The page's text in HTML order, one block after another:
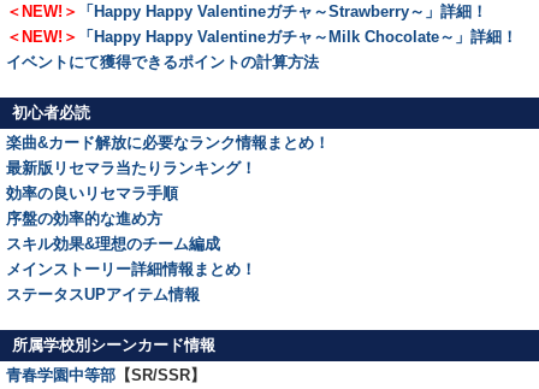
＜NEW!＞
「Happy Happy Valentineガチャ～Strawberry～」詳細！
＜NEW!＞
「Happy Happy Valentineガチャ～Milk Chocolate～」詳細！
イベントにて獲得できるポイントの計算方法
初心者必読
楽曲&カード解放に必要なランク情報まとめ！
最新版リセマラ当たりランキング！
効率の良いリセマラ手順
序盤の効率的な進め方
スキル効果&理想のチーム編成
メインストーリー詳細情報まとめ！
ステータスUPアイテム情報
所属学校別シーンカード情報
青春学園中等部 【SR/SSR】